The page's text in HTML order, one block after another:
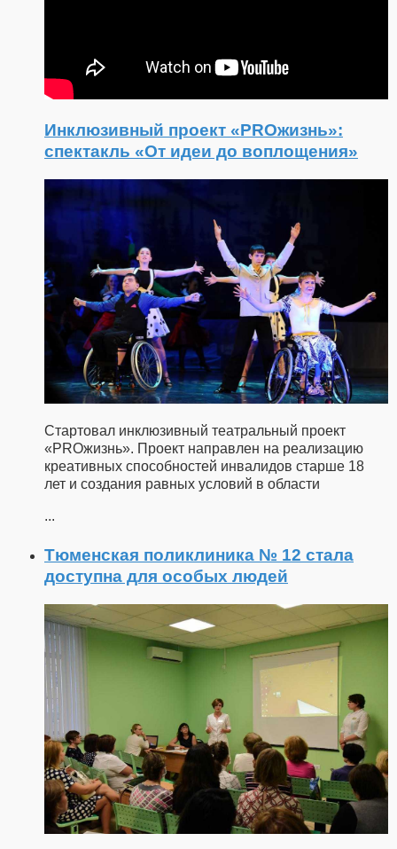
Инклюзивный проект «PROжизнь»:
спектакль «От идеи до воплощения»
Стартовал инклюзивный театральный проект
«PROжизнь». Проект направлен на реализацию
креативных способностей инвалидов старше 18
лет и создания равных условий в области
...
Тюменская поликлиника № 12 стала
доступна для особых людей